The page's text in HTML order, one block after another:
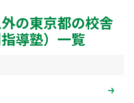
校舎一覧
の東京都の校舎
指導塾）一覧